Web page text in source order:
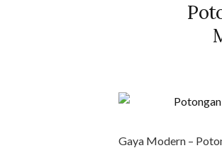
Gaya Modern –